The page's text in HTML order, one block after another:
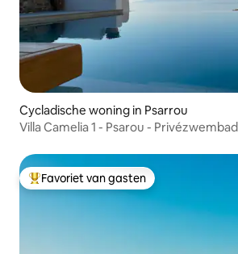
Cycladische woning in Psarrou
Villa Camelia 1 - Psarou -
Topfavoriet van gasten
Favoriet van gasten